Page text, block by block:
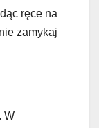
ręce na
zamykaj
W